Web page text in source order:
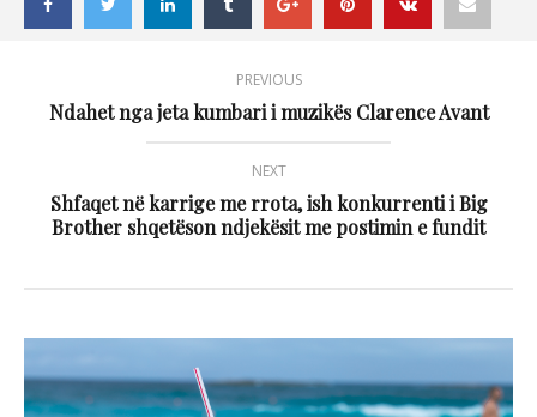
PREVIOUS
Ndahet nga jeta kumbari i muzikës Clarence Avant
NEXT
Shfaqet në karrige me rrota, ish konkurrenti i Big
Brother shqetëson ndjekësit me postimin e fundit